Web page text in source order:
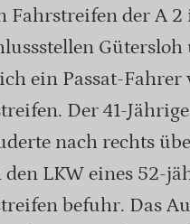
Fahrstreifen der A
ein Passat-
Der 41-
nach rechts
den LKW eines 52-
befuhr. Das